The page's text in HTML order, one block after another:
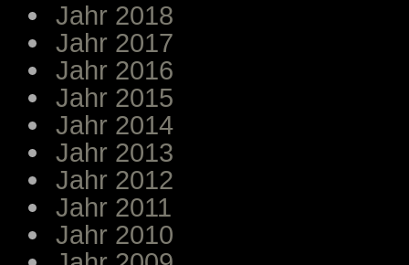
Jahr 2018
Jahr 2017
Jahr 2016
Jahr 2015
Jahr 2014
Jahr 2013
Jahr 2012
Jahr 2011
Jahr 2010